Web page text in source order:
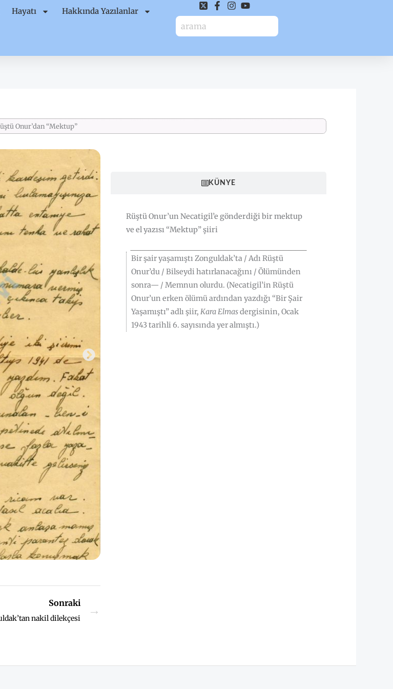
Hayatı Hakkında Yazılanlar
Onur’dan “Mektup”
Sonraki
nakil dilekçesi
→
KÜNYE
Rüştü Onur’un Necatigil’e gönderdiği bir mektup
ve el yazısı “Mektup” şiiri
Bir şair yaşamıştı Zonguldak’ta / Adı Rüştü
Onur’du / Bilseydi hatırlanacağını / Ölümünden
sonra— / Memnun olurdu. (Necatigil’in Rüştü
Onur’un erken ölümü ardından yazdığı “Bir Şair
Yaşamıştı” adlı şiir, Kara Elmasdergisinin, Ocak
1943 tarihli 6. sayısında yer almıştı.)